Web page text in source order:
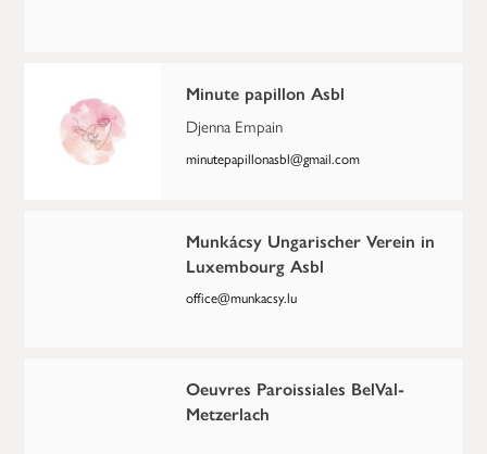
Minute papillon Asbl
Djenna Empain
minutepapillonasbl@gmail.com
Munkácsy Ungarischer Verein in
Luxembourg Asbl
office@munkacsy.lu
Oeuvres Paroissiales BelVal-
Metzerlach